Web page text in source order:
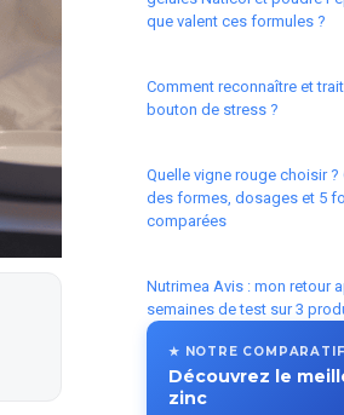
que valent ces formules ?
Comment reconnaître et
bouton de stress ?
Quelle vigne rouge choisir ?
des formes, dosages et 5
comparées
Nutrimea Avis : mon retour
semaines de test sur 3
★ NOTRE COMPARATIF
Découvrez le
zinc